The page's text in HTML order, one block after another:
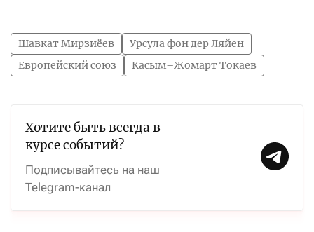
Шавкат Мирзиёев
Урсула фон дер Ляйен
Европейский союз
Касым–Жомарт Токаев
Хотите быть всегда в
курсе событий?
Подписывайтесь на наш
Telegram-канал